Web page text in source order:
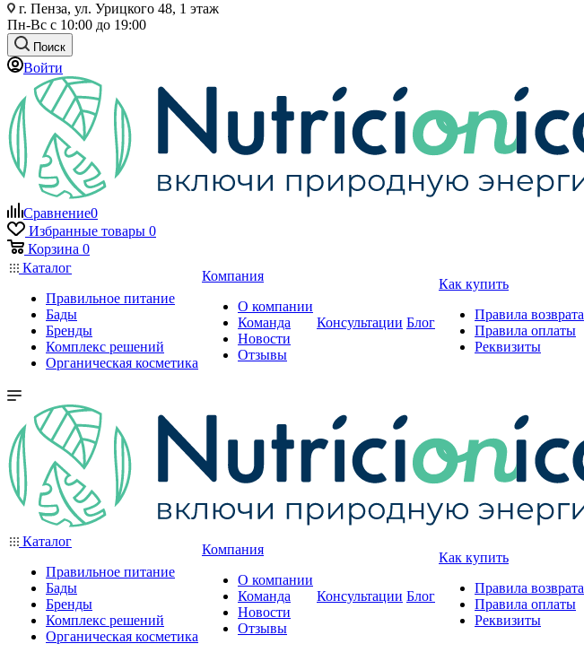
г. Пенза, ул. Урицкого 48, 1 этаж
Пн-Вс с 10:00 до 19:00
Поиск
Войти
Сравнение0
Избранные товары 0
Корзина 0
Каталог
Правильное питание
Бады
Бренды
Комплекс решений
Органическая косметика
Компания
О компании
Команда
Новости
Отзывы
Консультации Блог
Как купить
Правила возврата
Правила оплаты
Реквизиты
Каталог
Правильное питание
Бады
Бренды
Комплекс решений
Органическая косметика
Компания
О компании
Команда
Новости
Отзывы
Консультации Блог
Как купить
Правила возврата
Правила оплаты
Реквизиты